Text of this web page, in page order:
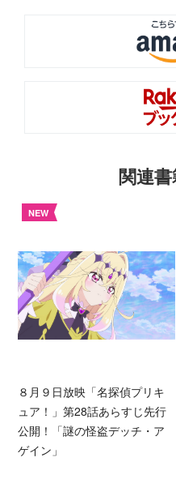
関連
NEW
８月９日放映「名探偵プリキ
ュア！」第28話あらすじ先行
公開！「謎の怪盗デッチ・ア
ゲイン」